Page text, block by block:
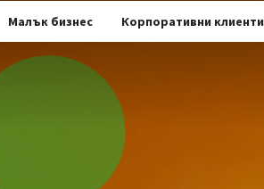
Малък бизнес Корпоративни клиенти